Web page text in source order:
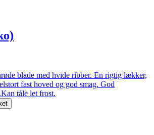
blade med hvide ribber. En rigtig lækker,
fast hoved og god smag. God
tåle let frost.